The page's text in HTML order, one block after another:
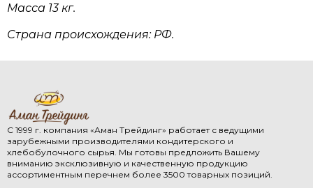
Масса 13 кг.
Страна происхождения: РФ.
С 1999 г. компания «Аман Трейдинг» работает с ведущими
зарубежными производителями кондитерского и
хлебобулочного сырья. Мы готовы предложить Вашему
вниманию эксклюзивную и качественную продукцию
ассортиментным перечнем более 3500 товарных позиций.